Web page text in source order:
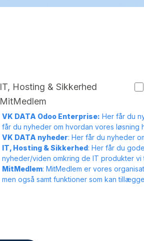
IT, Hosting & Sikkerhed
MitMedlem
VK DATA Odoo Enterprise: Her får du
får du nyheder om hvordan vores
VK DATA nyheder: Her får du nyheder
IT, Hosting & Sikkerhed: Her får du
nyheder/viden omkring de IT produkter vi
MitMedlem: MitMedlem er vores
men også samt funktioner som kan